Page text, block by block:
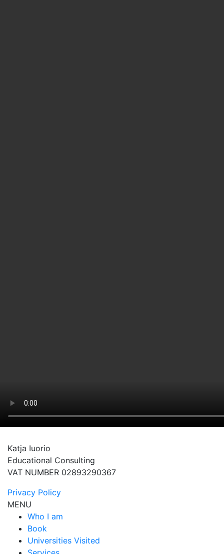
Katja Iuorio
Educational Consulting
VAT NUMBER 02893290367
Privacy Policy
MENU
Who I am
Book
Universities Visited